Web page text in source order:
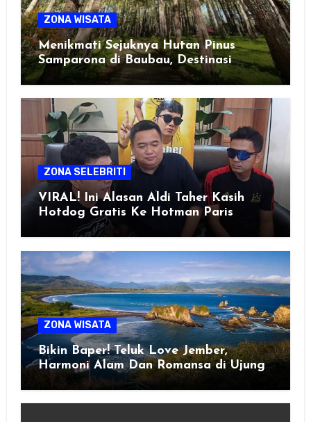
ZONA WISATA
Menikmati Sejuknya Hutan Pinus
Samparona di Baubau, Destinasi
Healing Favorit!
ZONA SELEBRITI
VIRAL! Ini Alasan Aldi Taher Kasih
Hotdog Gratis Ke Hotman Paris
ZONA WISATA
Bikin Baper! Teluk Love Jember,
Harmoni Alam Dan Romansa di Ujung
Selatan Jawa